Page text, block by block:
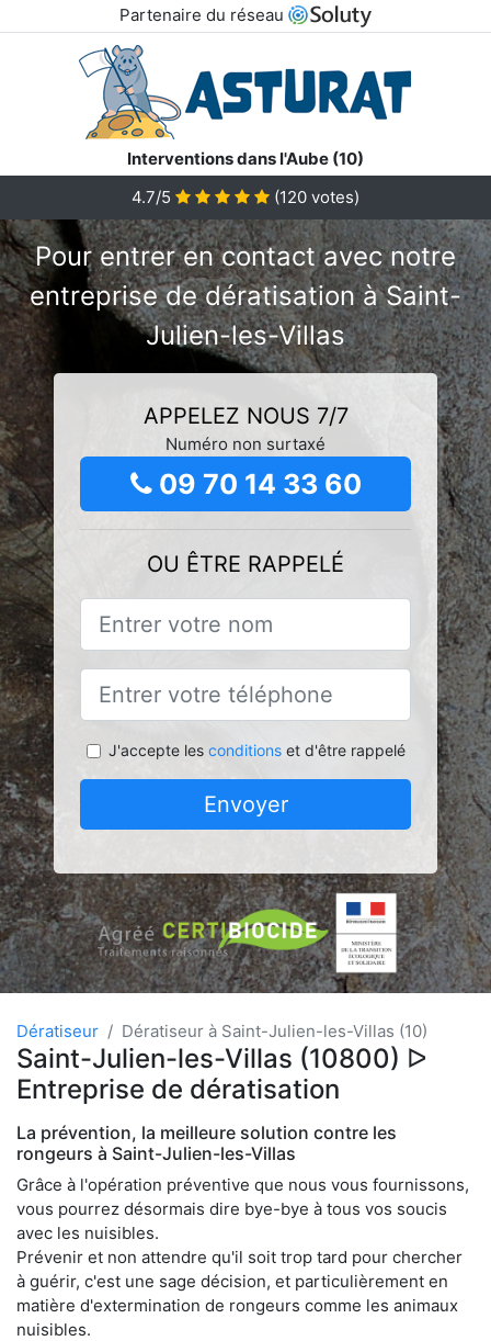
Partenaire du réseau
Interventions dans l'Aube (10)
4.7/5
(120 votes)
Pour entrer en contact avec notre
entreprise de dératisation à Saint-
Julien-les-Villas
APPELEZ NOUS 7/7
Numéro non surtaxé
09 70 14 33 60
OU ÊTRE RAPPELÉ
J'accepte les conditionset d'être rappelé
Envoyer
Dératiseur Dératiseur à Saint-Julien-les-Villas (10)
Saint-Julien-les-Villas (10800) ᐅ
Entreprise de dératisation
La prévention, la meilleure solution contre les
rongeurs à Saint-Julien-les-Villas
Grâce à l'opération préventive que nous vous fournissons,
vous pourrez désormais dire bye-bye à tous vos soucis
avec les nuisibles.
Prévenir et non attendre qu'il soit trop tard pour chercher
à guérir, c'est une sage décision, et particulièrement en
matière d'extermination de rongeurs comme les animaux
nuisibles.